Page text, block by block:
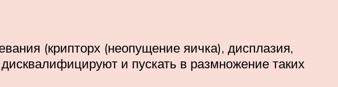
(крипторх (неопущение яичка), дисплазия,
и пускать в размножение таких